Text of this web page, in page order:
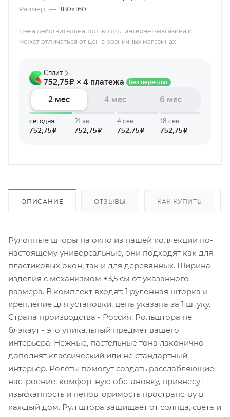
Размер — 180х160
Цена действительна только для интернет-магазина и
может отличаться от цен в розничных магазинах
ОПИСАНИЕ ОТЗЫВЫ КАК КУПИТЬ
Рулонные шторы на окно из нашей коллекции по-
настоящему универсальные, они подходят как для
пластиковых окон, так и для деревянных. Ширина
изделия с механизмом +3,5 см от указанного
размера. В комплект входят: 1 рулонная шторка и
крепление для установки, цена указана за 1 штуку.
Страна производства - Россия. Рольштора не
блэкаут - это уникальный предмет вашего
интерьера. Нежные, пастельные тона лаконично
дополнят классический или не стандартный
интерьер. Ролеты помогут создать расслабляющие
настроение, комфортную обстановку, привнесут
изысканность и неповторимость пространству в
каждый дом. Рул штора защищает от солнца, света и